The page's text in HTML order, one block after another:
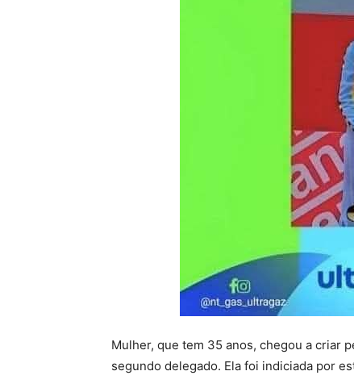
Mulher, que tem 35 anos, chegou a criar
segundo delegado. Ela foi indiciada por